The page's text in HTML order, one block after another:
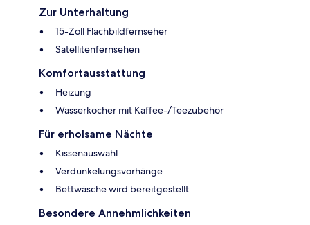
Zur Unterhaltung
15-Zoll Flachbildfernseher
Satellitenfernsehen
Komfortausstattung
Heizung
Wasserkocher mit Kaffee-/Teezubehör
Für erholsame Nächte
Kissenauswahl
Verdunkelungsvorhänge
Bettwäsche wird bereitgestellt
Besondere Annehmlichkeiten